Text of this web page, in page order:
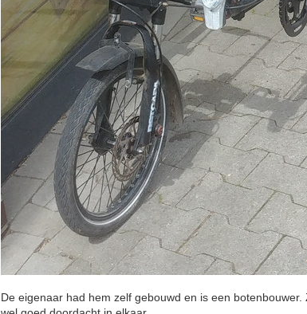
De eigenaar had hem zelf gebouwd en is een